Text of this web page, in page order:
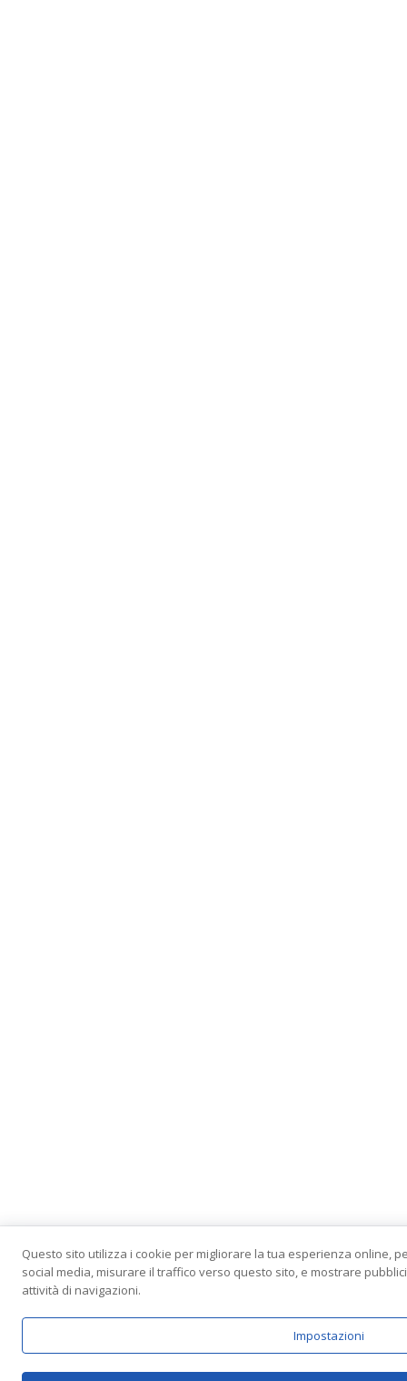
Questo sito utilizza i cookie per migliorare la tua esperienza online,
social media, misurare il traffico verso questo sito, e mostrare
attività di navigazioni.
Impostazioni